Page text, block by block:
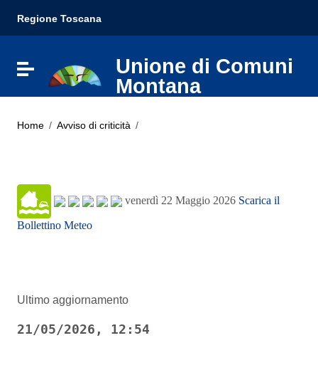
Vai al menu di navigazione
Vai al footer
Regione Toscana
Attiva / disattiva la navigazioneUnione di Comuni
Montana
Home / Avviso di criticità /
venerdì 22 Maggio 2026 Scarica il
Bollettino Meteo
Ultimo aggiornamento
21/05/2026, 12:54